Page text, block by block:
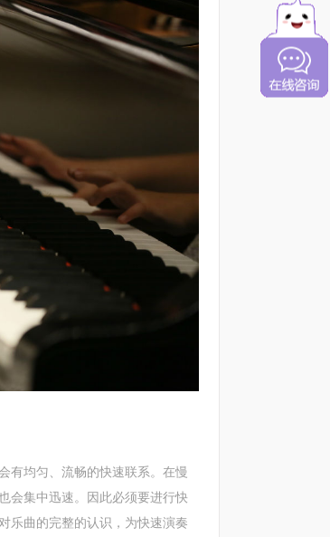
均匀、流畅的快速联系。在慢
会集中迅速。因此必须要进行快
乐曲的完整的认识，为快速演奏